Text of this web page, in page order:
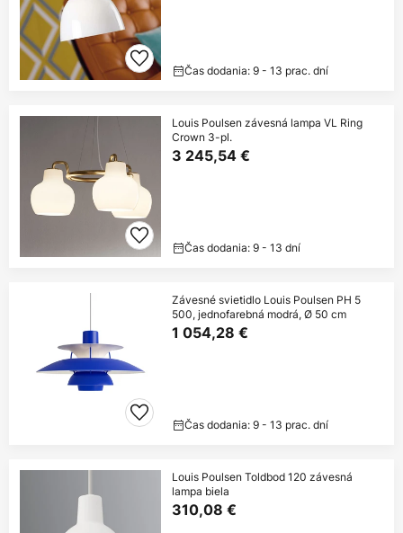
Čas dodania: 9 - 13 prac. dní
Louis Poulsen závesná lampa VL Ring
Crown 3-pl.
3 245,54 €
Čas dodania: 9 - 13 dní
Závesné svietidlo Louis Poulsen PH 5
500, jednofarebná modrá, Ø 50 cm
1 054,28 €
Čas dodania: 9 - 13 prac. dní
Louis Poulsen Toldbod 120 závesná
lampa biela
310,08 €